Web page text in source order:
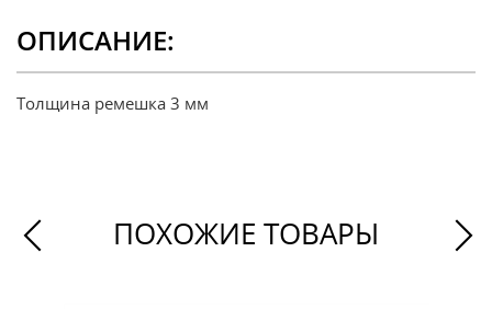
ОПИСАНИЕ:
Толщина ремешка 3 мм
ПОХОЖИЕ ТОВАРЫ